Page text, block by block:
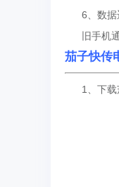
6、数据
旧手机通
茄子快传
1、下载